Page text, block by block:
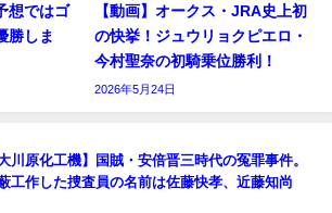
想ではゴ
勝しま
【動画】オークス・JRA史上初
の快挙！ジュウリョクピエロ・
今村聖奈の初騎乗位勝利！
2026年5月24日
大川原化工機】国賊・安倍晋三時代の冤罪事件。
工作した捜査員の名前は佐藤快孝、近藤知尚